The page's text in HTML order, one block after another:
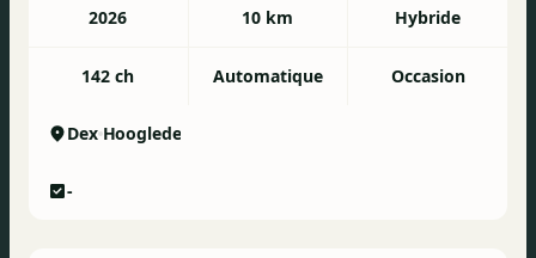
2026 10 km Hybride
142 ch Automatique Occasion
Dex Hooglede
-